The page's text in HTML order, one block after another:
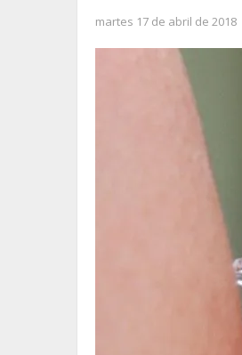
martes 17 de abril de 2018